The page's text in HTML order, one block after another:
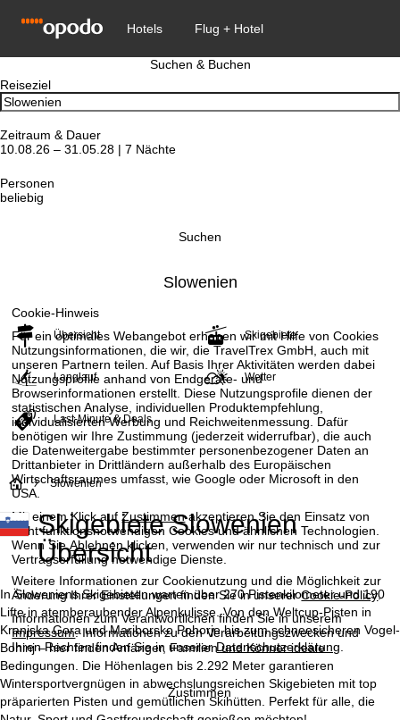
Cookie-Hinweis
Für ein optimales Webangebot erheben wir mit Hilfe von Cookies
Nutzungsinformationen, die wir, die TravelTrex GmbH, auch mit
unseren Partnern teilen. Auf Basis Ihrer Aktivitäten werden dabei
Nutzungsprofile anhand von Endgeräte- und
Browserinformationen erstellt. Diese Nutzungsprofile dienen der
statistischen Analyse, individuellen Produktempfehlung,
individualisierten Werbung und Reichweitenmessung. Dafür
benötigen wir Ihre Zustimmung (jederzeit widerrufbar), die auch
die Datenweitergabe bestimmter personenbezogener Daten an
Drittanbieter in Drittländern außerhalb des Europäischen
Wirtschaftsraumes umfasst, wie Google oder Microsoft in den
USA.
Mit einem Klick aufZustimmenakzeptieren Sie den Einsatz von
nicht funktionsnotwendigen Cookies und ähnlichen Technologien.
Wenn SieAblehnenklicken, verwenden wir nur technisch und zur
Vertragserfüllung notwendige Dienste.
Weitere Informationen zur Cookienutzung und die Möglichkeit zur
Änderung Ihrer Einstellungen finden Sie in unsererCookie-Policy.
Informationen zum Verantwortlichen finden Sie in unserem
Impressum. Informationen zu den Verarbeitungszwecken und
Ihren Rechten finden Sie in unsererDatenschutzerklärung.
Zustimmen
Suchen & Buchen
Reiseziel
Zeitraum & Dauer
10.08.26 – 31.05.28 | 7 Nächte
Personen
beliebig
Suchen
Slowenien
Übersicht Skigebiete
Langlauf Wetter
Last-Minute & Deals
S
t
a
r
t
s
e
Slowenien
Skigebiete Slowenien
Übersicht
In Sloweniens Skigebieten warten über 270 Pistenkilometer und 190
Lifte in atemberaubender Alpenkulisse. Von den Weltcup-Pisten in
Kranjska Gora und Mariborsko Pohorje bis zum schneesicheren Vogel-
Bohinj – hier finden Anfänger, Familien und Könner ideale
Bedingungen. Die Höhenlagen bis 2.292 Meter garantieren
Wintersportvergnügen in abwechslungsreichen Skigebieten mit top
präparierten Pisten und gemütlichen Skihütten. Perfekt für alle, die